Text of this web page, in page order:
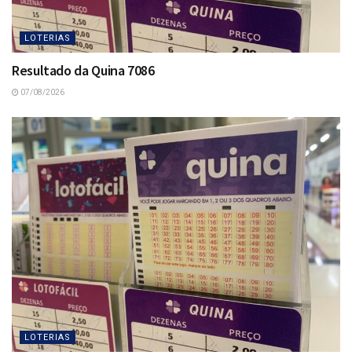
LOTERIAS
Resultado da Quina 7086
07/08/2026
LOTERIAS